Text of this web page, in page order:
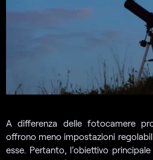
A differenza delle fotocamere
offrono meno impostazioni
esse. Pertanto, l’obiettivo